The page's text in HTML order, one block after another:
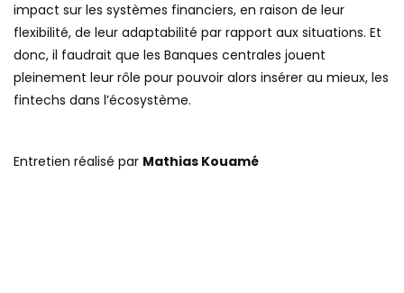
impact sur les systèmes financiers, en raison de leur
flexibilité, de leur adaptabilité par rapport aux situations. Et
donc, il faudrait que les Banques centrales jouent
pleinement leur rôle pour pouvoir alors insérer au mieux, les
fintechs dans l’écosystème.
Entretien réalisé par Mathias Kouamé